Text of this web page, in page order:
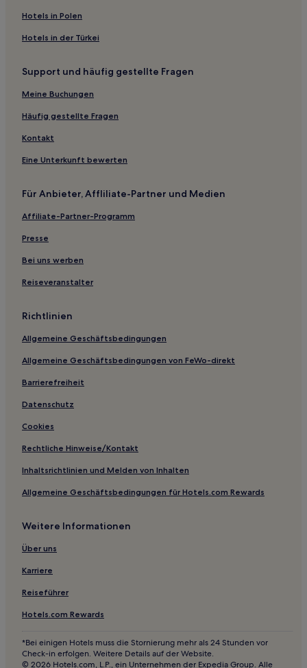
Hotels nahe Linfen Jin Alte Stadt Ruinen
Hotels nahe Wangjia Dayuan
Yangcheng Hotels
Fenyang Hotels
Stadtbezirk Jinyuan: Hotels
Huguan Hotels
Wenshui Hotels
Gaoyangzhen Hotels
Shanghetou Hotels
Hotels nahe Schwarzer Drachen-Teich
Hotels nahe Fozi-Berg
Jiexiu Hotels
Günstige in Yangquan
Günstige in Shanxi
Hotels in Polen
Hotels in der Türkei
Support und häufig gestellte Fragen
Meine Buchungen
Häufig gestellte Fragen
Kontakt
Eine Unterkunft bewerten
Für Anbieter, Affliliate-Partner und Medien
Affiliate-Partner-Programm
Presse
Bei uns werben
Reiseveranstalter
Richtlinien
Allgemeine Geschäftsbedingungen
Allgemeine Geschäftsbedingungen von FeWo-direkt
Barrierefreiheit
Datenschutz
Cookies
Rechtliche Hinweise/Kontakt
Inhaltsrichtlinien und Melden von Inhalten
Allgemeine Geschäftsbedingungen für Hotels.com Rewards
Weitere Informationen
Über uns
Karriere
Reiseführer
Hotels.com Rewards
*Bei einigen Hotels muss die Stornierung mehr als 24 Stunden vor
Check-in erfolgen. Weitere Details auf der Website.
© 2026 Hotels.com, L.P., ein Unternehmen der Expedia Group. Alle